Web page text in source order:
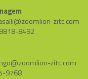
zitc.com
8492
zitc.com
9768